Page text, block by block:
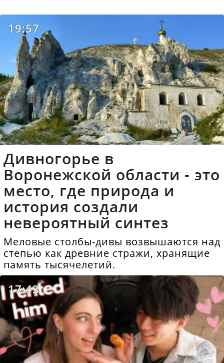
19:57
Дивногорье в
Воронежской области - это
место, где природа и
история создали
невероятный синтез
Меловые столбы-дивы возвышаются над
степью как древние стражи, хранящие
память тысячелетий.
17:43